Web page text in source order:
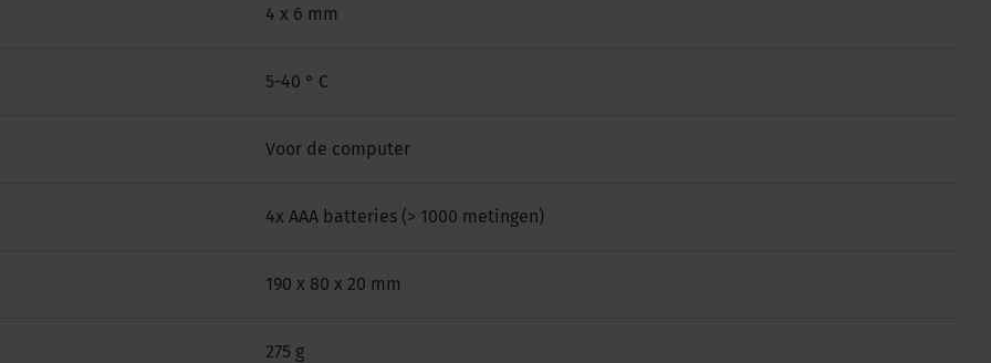
4 x 6 mm
5-40 ° C
Voor de computer
4x AAA batteries (> 1000 metingen)
190 x 80 x 20 mm
275 g